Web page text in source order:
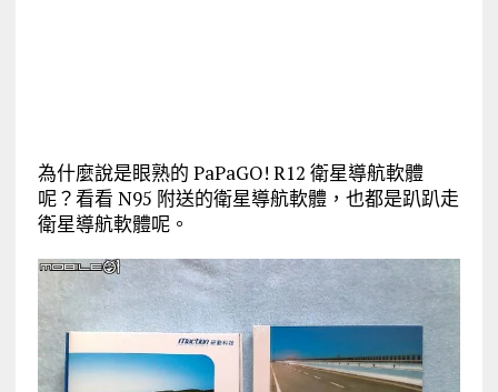
為什麼說是眼熟的 PaPaGO! R12 衛星導航軟體
呢？看看 N95 附送的衛星導航軟體，也都是趴趴走
衛星導航軟體呢。